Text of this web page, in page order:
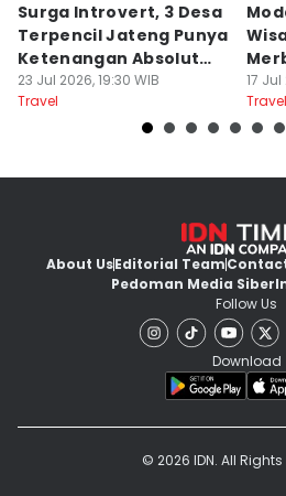
Surga Introvert, 3 Desa
Terpencil Jateng Punya
Ketenangan Absolut
Untuk Disconect
23 Jul 2026, 19:30 WIB
Travel
17 Jul
Travel
About UsEditorial Team
Pedoman Media Siber
Follow Us
Download
© 2026 IDN. All Rights